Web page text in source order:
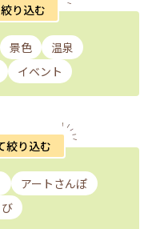
り込む
景色
温泉
イベント
絞り込む
アートさんぽ